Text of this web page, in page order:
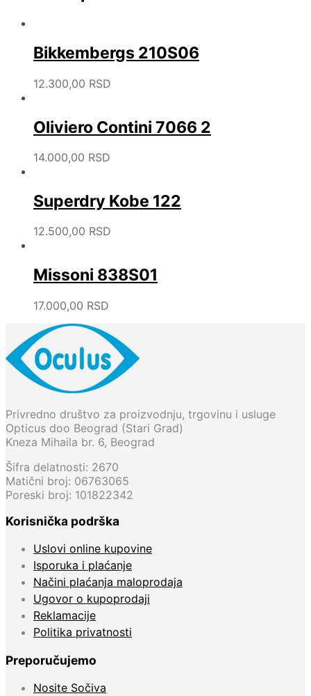
Bikkembergs 210S06
12.300,00 RSD
Oliviero Contini 7066 2
14.000,00 RSD
Superdry Kobe 122
12.500,00 RSD
Missoni 838S01
17.000,00 RSD
Privredno društvo za proizvodnju, trgovinu i usluge
Opticus doo Beograd (Stari Grad)
Kneza Mihaila br. 6, Beograd
Šifra delatnosti: 2670
Matični broj: 06763065
Poreski broj: 101822342
Korisnička podrška
Uslovi online kupovine
Isporuka i plaćanje
Načini plaćanja maloprodaja
Ugovor o kupoprodaji
Reklamacije
Politika privatnosti
Preporučujemo
Nosite Sočiva